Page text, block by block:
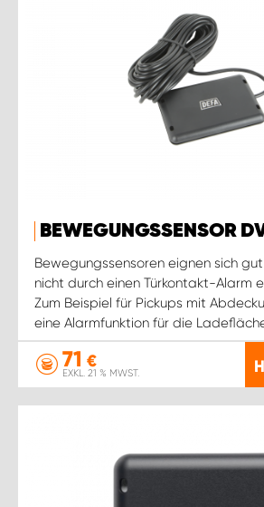
BEWEGUNGSSENSOR
Bewegungssensoren eignen sich
nicht durch einen Türkontakt-Alarm
Zum Beispiel für Pickups mit
eine Alarmfunktion für die
71 €
EXKL. 21 % MWST.